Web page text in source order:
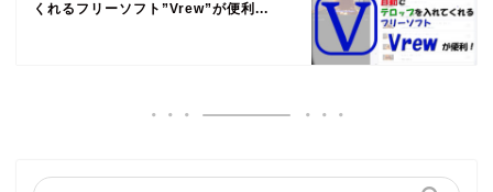
くれるフリーソフト”Vrew”が便利...